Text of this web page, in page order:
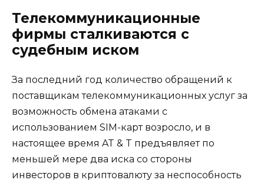
Телекоммуникационные
фирмы сталкиваются с
судебным иском
За последний год количество обращений к
поставщикам телекоммуникационных услуг за
возможность обмена атаками с
использованием SIM-карт возросло, и в
настоящее время AT & T предъявляет по
меньшей мере два иска со стороны
инвесторов в криптовалюту за неспособность